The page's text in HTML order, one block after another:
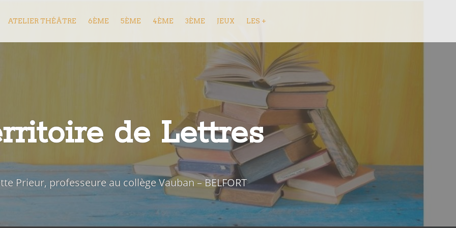
ATELIER THÉÂTRE 6ÈME 5ÈME 4ÈME 3ÈME JEUX LES +
de Lettres
Prieur, professeure au collège Vauban – BELFORT